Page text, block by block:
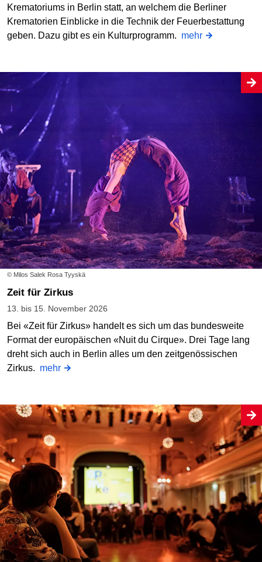
Krematoriums in Berlin statt, an welchem die Berliner
Krematorien Einblicke in die Technik der Feuerbestattung
geben. Dazu gibt es ein Kulturprogramm. mehr
© Milos Salek Rosa Tyyskä
Zeit für Zirkus
13. bis 15. November 2026
Bei «Zeit für Zirkus» handelt es sich um das bundesweite
Format der europäischen «Nuit du Cirque». Drei Tage lang
dreht sich auch in Berlin alles um den zeitgenössischen
Zirkus. mehr